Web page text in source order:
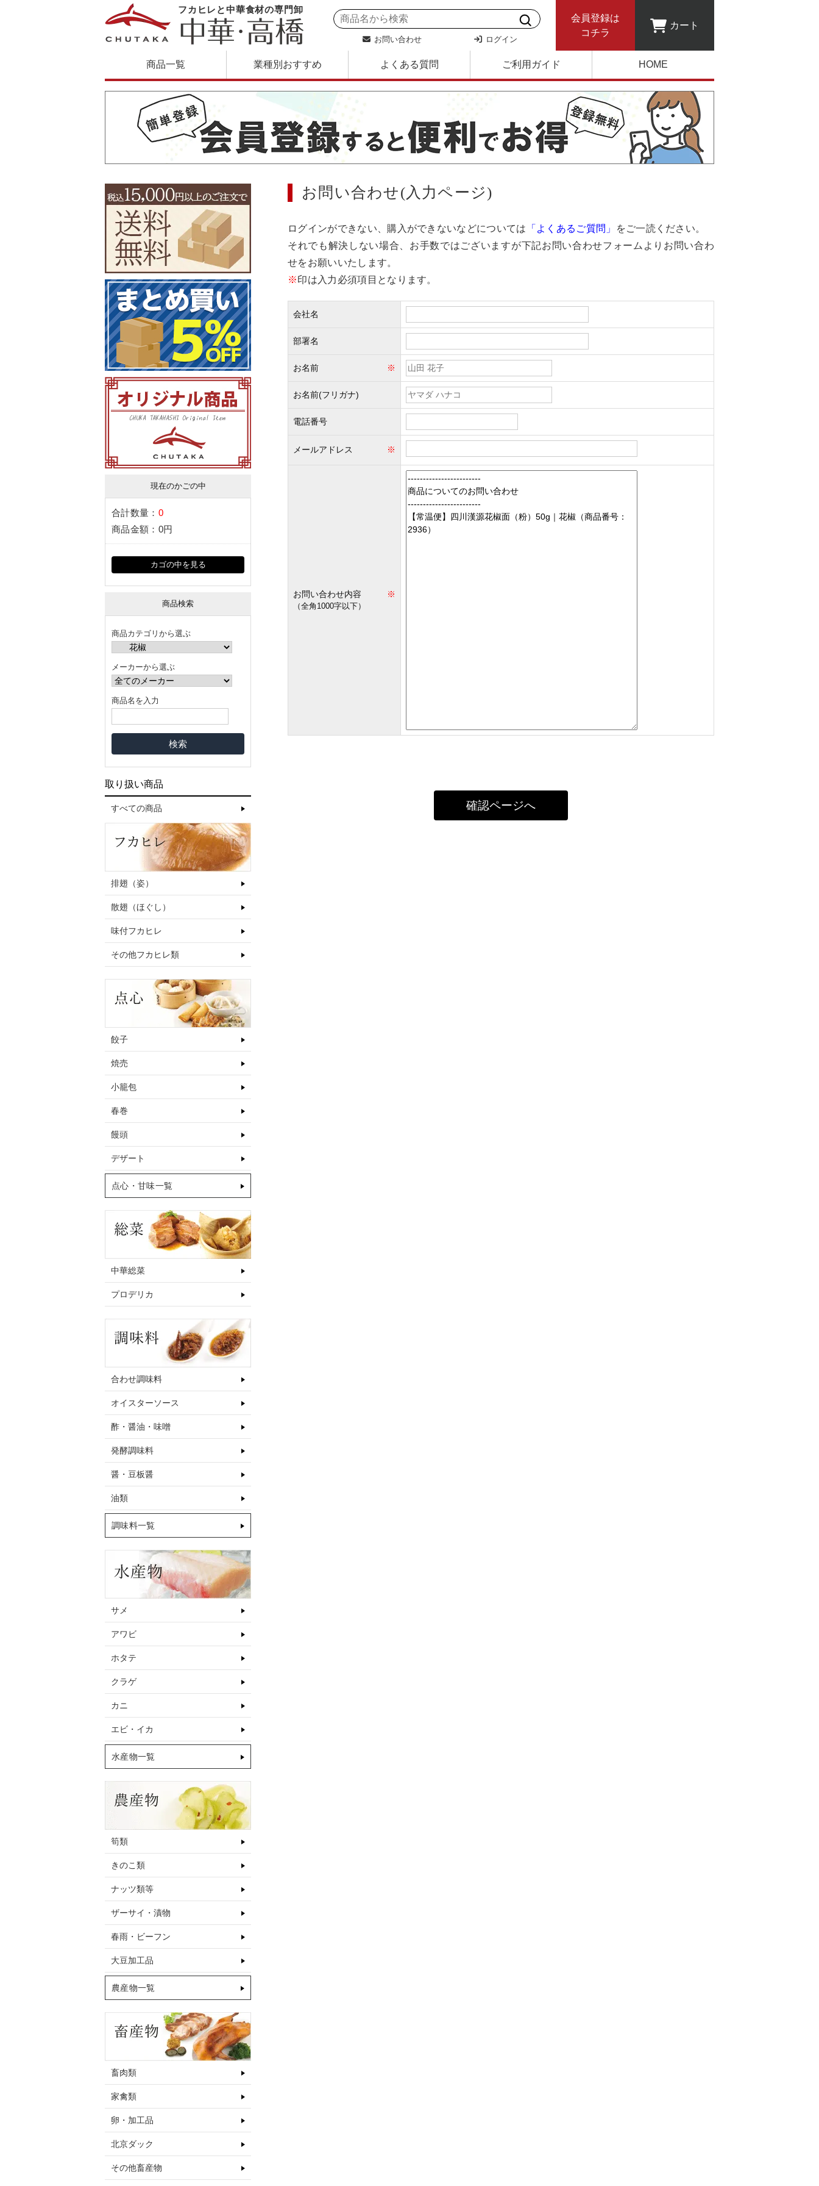
フカヒレと中華食材の専門卸
お問い合わせ ログイン
会員登録は
コチラ
カート
商品一覧 業種別おすすめ よくある質問 ご利用ガイド HOME
現在のかごの中
合計数量： 0
商品金額： 0円
カゴの中を見る
商品検索
商品カテゴリから選ぶ
メーカーから選ぶ
商品名を入力
取り扱い商品
すべての商品
排翅（姿）
散翅（ほぐし）
味付フカヒレ
その他フカヒレ類
餃子
焼売
小籠包
春巻
饅頭
デザート
点心・甘味一覧
中華総菜
プロデリカ
合わせ調味料
オイスターソース
酢・醤油・味噌
発酵調味料
醤・豆板醤
油類
調味料一覧
サメ
アワビ
ホタテ
クラゲ
カニ
エビ・イカ
水産物一覧
筍類
きのこ類
ナッツ類等
ザーサイ・漬物
春雨・ビーフン
大豆加工品
農産物一覧
畜肉類
家禽類
卵・加工品
北京ダック
その他畜産物
お問い合わせ(入力ページ)
ログインができない、購入ができないなどについては 「よくあるご質問」
をご一読ください。
それでも解決しない場合、お手数ではございますが下記お問い合わせフォームよりお問い合わ
せをお願いいたします。
※印は入力必須項目となります。
会社名
部署名
お名前 ※
お名前(フリガナ)
電話番号
メールアドレス ※
お問い合わせ内容 ※
（全角1000字以下）